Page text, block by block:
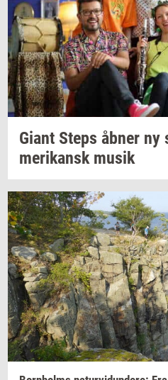
Giant Steps åbner
me­ri­kanskmusik